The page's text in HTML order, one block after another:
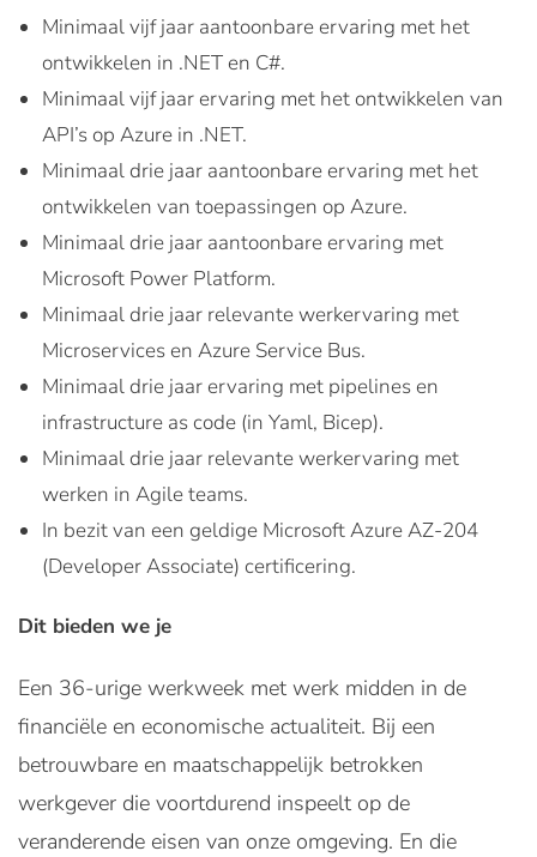
Minimaal vijf jaar aantoonbare ervaring met het
ontwikkelen in .NET en C#.
Minimaal vijf jaar ervaring met het ontwikkelen van
API’s op Azure in .NET.
Minimaal drie jaar aantoonbare ervaring met het
ontwikkelen van toepassingen op Azure.
Minimaal drie jaar aantoonbare ervaring met
Microsoft Power Platform.
Minimaal drie jaar relevante werkervaring met
Microservices en Azure Service Bus.
Minimaal drie jaar ervaring met pipelines en
infrastructure as code (in Yaml, Bicep).
Minimaal drie jaar relevante werkervaring met
werken in Agile teams.
In bezit van een geldige Microsoft Azure AZ-204
(Developer Associate) certificering.
Dit bieden we je
Een 36-urige werkweek met werk midden in de
financiële en economische actualiteit. Bij een
betrouwbare en maatschappelijk betrokken
werkgever die voortdurend inspeelt op de
veranderende eisen van onze omgeving. En die